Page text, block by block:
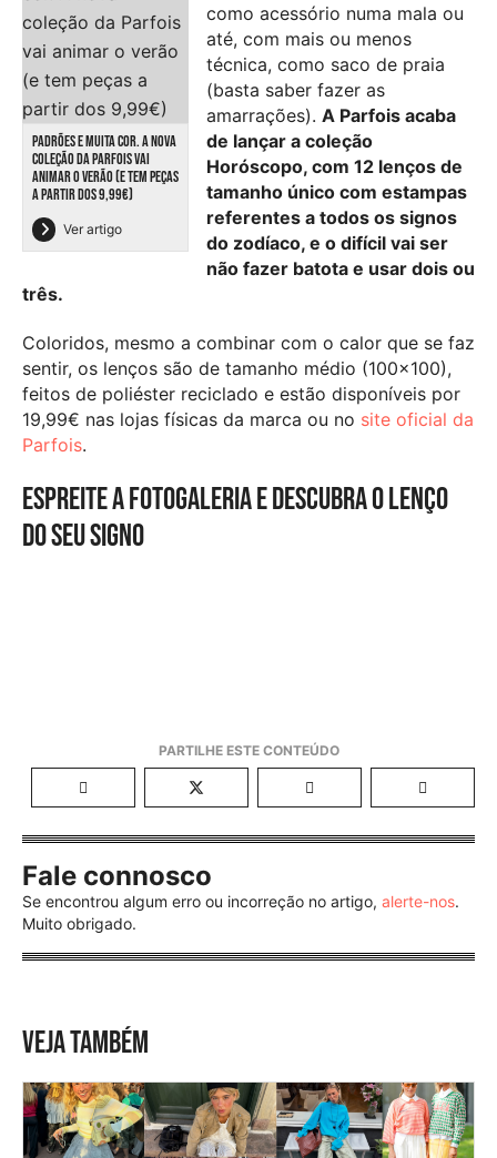
PADRÕES E MUITA COR. A NOVA
COLEÇÃO DA PARFOIS VAI
ANIMAR O VERÃO (E TEM PEÇAS
A PARTIR DOS 9,99€)
Ver artigo
como acessório numa mala ou
até, com mais ou menos
técnica, como saco de praia
(basta saber fazer as
amarrações). A Parfois acaba
de lançar a coleção
Horóscopo, com 12 lenços de
tamanho único com estampas
referentes a todos os signos
do zodíaco, e o difícil vai ser
não fazer batota e usar dois ou
três.
Coloridos, mesmo a combinar com o calor que se faz
sentir, os lenços são de tamanho médio (100×100),
feitos de poliéster reciclado e estão disponíveis por
19,99€ nas lojas físicas da marca ou no site oficial da
Parfois.
Espreite a fotogaleria e descubra o lenço
do seu signo
Fale connosco
Se encontrou algum erro ou incorreção no artigo, alerte-nos.
Muito obrigado.
VEJA TAMBÉM